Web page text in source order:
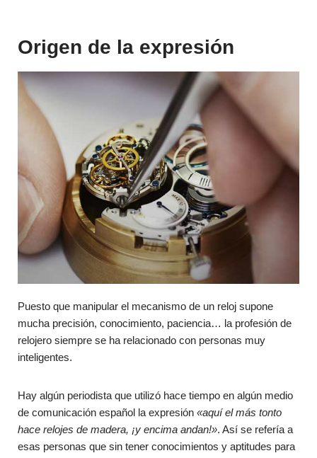
Origen de la expresión
Puesto que manipular el mecanismo de un reloj supone
mucha precisión, conocimiento, paciencia… la profesión de
relojero siempre se ha relacionado con personas muy
inteligentes.
Hay algún periodista que utilizó hace tiempo en algún medio
de comunicación español la expresión «aquí el más tonto
hace relojes de madera, ¡y encima andan!». Así se refería a
esas personas que sin tener conocimientos y aptitudes para